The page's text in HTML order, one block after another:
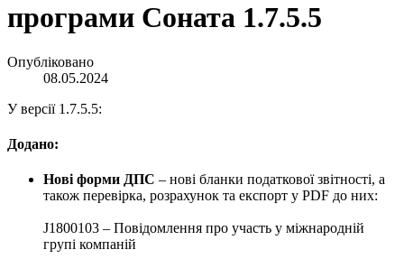
програми Соната 1.7.5.5
Опубліковано
08.05.2024
У версії 1.7.5.5:
Додано:
Нові форми ДПС – нові бланки податкової звітності, а
також перевірка, розрахунок та експорт у PDF до них:
J1800103 – Повідомлення про участь у міжнародній
групі компаній